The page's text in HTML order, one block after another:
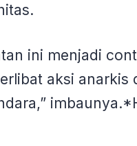
ini menjadi
aksi anarkis